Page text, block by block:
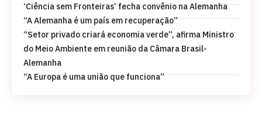
‘Ciência sem Fronteiras’ fecha convênio na Alemanha
“A Alemanha é um país em recuperação”
“Setor privado criará economia verde”, afirma Ministro
do Meio Ambiente em reunião da Câmara Brasil-
Alemanha
“A Europa é uma união que funciona”